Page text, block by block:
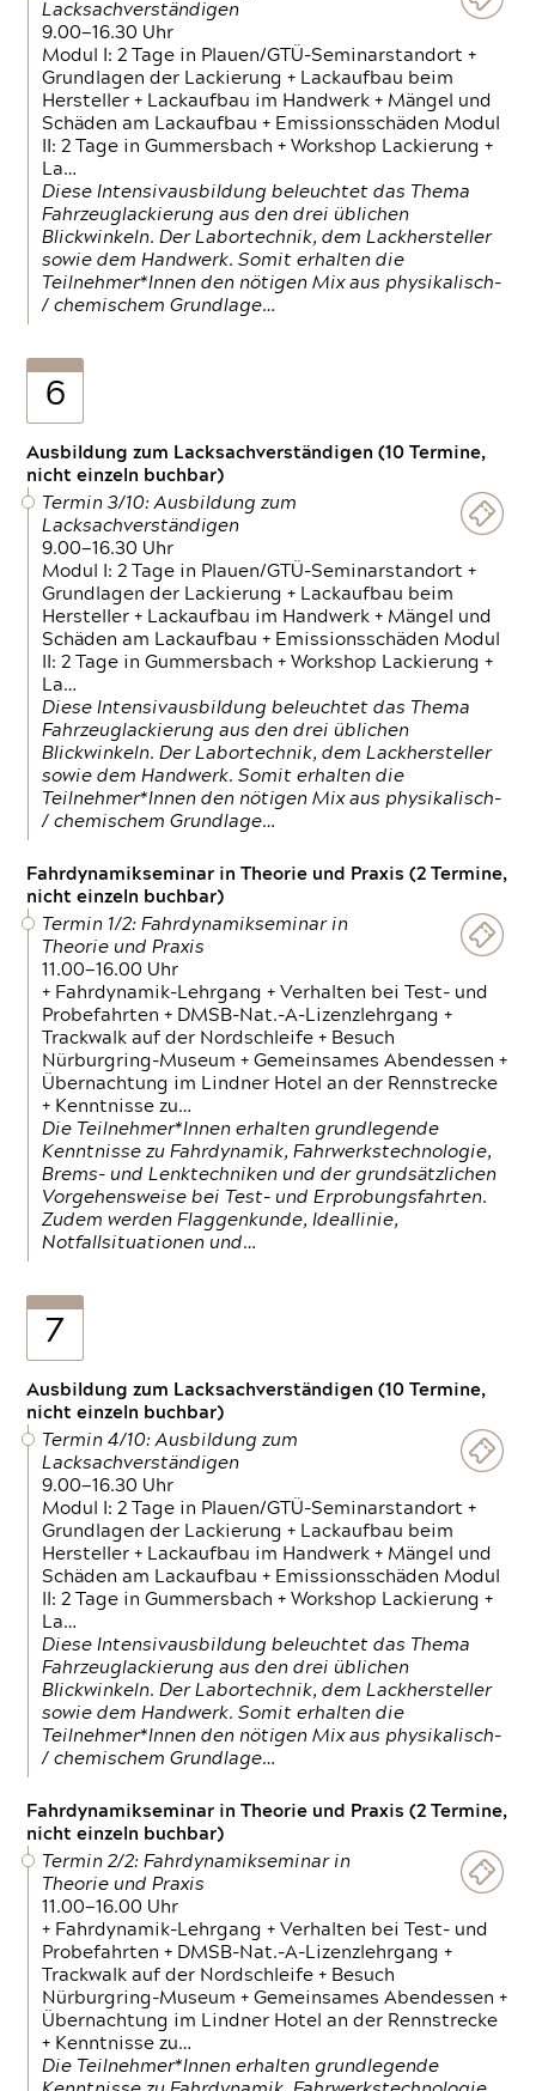
Lacksachverständigen
9.00—16.30 Uhr
Modul I: 2 Tage in Plauen/GTÜ-Seminarstandort +
Grundlagen der Lackierung + Lackaufbau beim
Hersteller + Lackaufbau im Handwerk + Mängel und
Schäden am Lackaufbau + Emissionsschäden Modul
II: 2 Tage in Gummersbach + Workshop Lackierung +
La…
Diese Intensivausbildung beleuchtet das Thema
Fahrzeuglackierung aus den drei üblichen
Blickwinkeln. Der Labortechnik, dem Lackhersteller
sowie dem Handwerk. Somit erhalten die
Teilnehmer*Innen den nötigen Mix aus physikalisch-
/ chemischem Grundlage…
6
Ausbildung zum Lacksachverständigen (10 Termine,
nicht einzeln buchbar)
Termin 3/10: Ausbildung zum
Lacksachverständigen
9.00—16.30 Uhr
Modul I: 2 Tage in Plauen/GTÜ-Seminarstandort +
Grundlagen der Lackierung + Lackaufbau beim
Hersteller + Lackaufbau im Handwerk + Mängel und
Schäden am Lackaufbau + Emissionsschäden Modul
II: 2 Tage in Gummersbach + Workshop Lackierung +
La…
Diese Intensivausbildung beleuchtet das Thema
Fahrzeuglackierung aus den drei üblichen
Blickwinkeln. Der Labortechnik, dem Lackhersteller
sowie dem Handwerk. Somit erhalten die
Teilnehmer*Innen den nötigen Mix aus physikalisch-
/ chemischem Grundlage…
Fahrdynamikseminar in Theorie und Praxis (2 Termine,
nicht einzeln buchbar)
Termin 1/2: Fahrdynamikseminar in
Theorie und Praxis
11.00—16.00 Uhr
+ Fahrdynamik-Lehrgang + Verhalten bei Test- und
Probefahrten + DMSB-Nat.-A-Lizenzlehrgang +
Trackwalk auf der Nordschleife + Besuch
Nürburgring-Museum + Gemeinsames Abendessen +
Übernachtung im Lindner Hotel an der Rennstrecke
+ Kenntnisse zu…
Die Teilnehmer*Innen erhalten grundlegende
Kenntnisse zu Fahrdynamik, Fahrwerkstechnologie,
Brems- und Lenktechniken und der grundsätzlichen
Vorgehensweise bei Test- und Erprobungsfahrten.
Zudem werden Flaggenkunde, Ideallinie,
Notfallsituationen und…
7
Ausbildung zum Lacksachverständigen (10 Termine,
nicht einzeln buchbar)
Termin 4/10: Ausbildung zum
Lacksachverständigen
9.00—16.30 Uhr
Modul I: 2 Tage in Plauen/GTÜ-Seminarstandort +
Grundlagen der Lackierung + Lackaufbau beim
Hersteller + Lackaufbau im Handwerk + Mängel und
Schäden am Lackaufbau + Emissionsschäden Modul
II: 2 Tage in Gummersbach + Workshop Lackierung +
La…
Diese Intensivausbildung beleuchtet das Thema
Fahrzeuglackierung aus den drei üblichen
Blickwinkeln. Der Labortechnik, dem Lackhersteller
sowie dem Handwerk. Somit erhalten die
Teilnehmer*Innen den nötigen Mix aus physikalisch-
/ chemischem Grundlage…
Fahrdynamikseminar in Theorie und Praxis (2 Termine,
nicht einzeln buchbar)
Termin 2/2: Fahrdynamikseminar in
Theorie und Praxis
11.00—16.00 Uhr
+ Fahrdynamik-Lehrgang + Verhalten bei Test- und
Probefahrten + DMSB-Nat.-A-Lizenzlehrgang +
Trackwalk auf der Nordschleife + Besuch
Nürburgring-Museum + Gemeinsames Abendessen +
Übernachtung im Lindner Hotel an der Rennstrecke
+ Kenntnisse zu…
Die Teilnehmer*Innen erhalten grundlegende